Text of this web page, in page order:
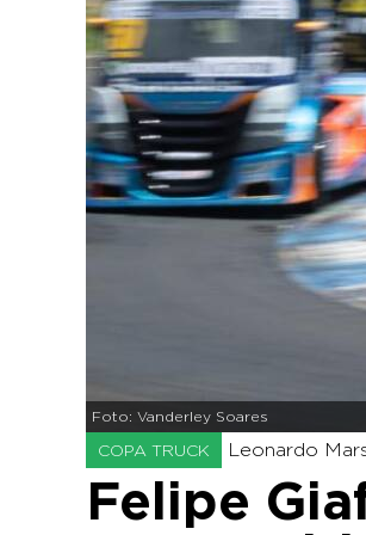
Foto: Vanderley Soares
COPA TRUCK Leonardo
Felipe